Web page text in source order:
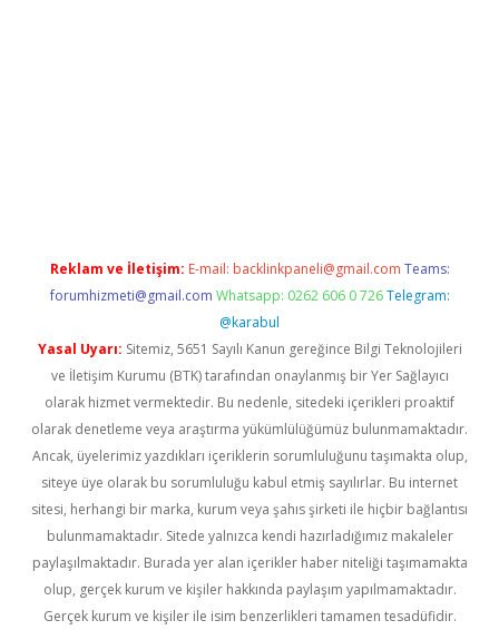
Reklam ve İletişim: E-mail: backlinkpaneli@gmail.com Teams:
forumhizmeti@gmail.com Whatsapp: 0262 606 0 726 Telegram:
@karabul
Yasal Uyarı: Sitemiz, 5651 Sayılı Kanun gereğince Bilgi Teknolojileri
ve İletişim Kurumu (BTK) tarafından onaylanmış bir Yer Sağlayıcı
olarak hizmet vermektedir. Bu nedenle, sitedeki içerikleri proaktif
olarak denetleme veya araştırma yükümlülüğümüz bulunmamaktadır.
Ancak, üyelerimiz yazdıkları içeriklerin sorumluluğunu taşımakta olup,
siteye üye olarak bu sorumluluğu kabul etmiş sayılırlar. Bu internet
sitesi, herhangi bir marka, kurum veya şahıs şirketi ile hiçbir bağlantısı
bulunmamaktadır. Sitede yalnızca kendi hazırladığımız makaleler
paylaşılmaktadır. Burada yer alan içerikler haber niteliği taşımamakta
olup, gerçek kurum ve kişiler hakkında paylaşım yapılmamaktadır.
Gerçek kurum ve kişiler ile isim benzerlikleri tamamen tesadüfidir.